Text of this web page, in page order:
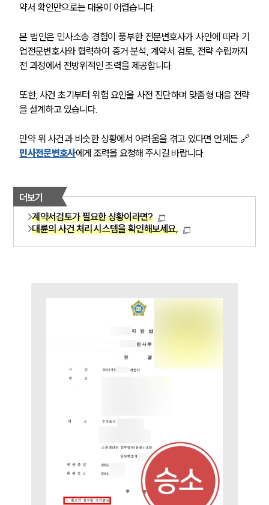
약서 확인만으로는 대응이 어렵습니다.
본 법인은 민사소송 경험이 풍부한 전문변호사가 사안에 따라 기
업전문변호사와 협력하여 증거 분석, 계약서 검토, 전략 수립까지
전 과정에서 전방위적인 조력을 제공합니다.
또한, 사건 초기부터 위험 요인을 사전 진단하며 맞춤형 대응 전략
을 설계하고 있습니다.
만약 위 사건과 비슷한 상황에서 어려움을 겪고 있다면 언제든 🔗
민사전문변호사에게 조력을 요청해 주시길 바랍니다.
더보기
계약서검토가 필요한 상황이라면?
대륜의 사건 처리 시스템을 확인해보세요,